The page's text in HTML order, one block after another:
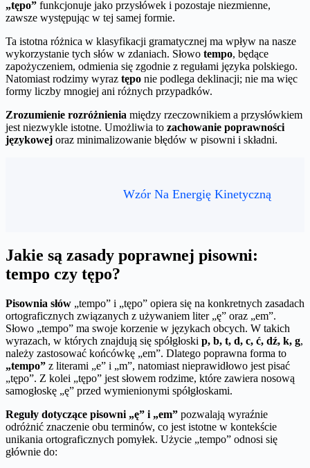
„tępo” funkcjonuje jako przysłówek i pozostaje niezmienne,
zawsze występując w tej samej formie.
Ta istotna różnica w klasyfikacji gramatycznej ma wpływ na nasze
wykorzystanie tych słów w zdaniach. Słowo tempo, będące
zapożyczeniem, odmienia się zgodnie z regułami języka polskiego.
Natomiast rodzimy wyraz tępo nie podlega deklinacji; nie ma więc
formy liczby mnogiej ani różnych przypadków.
Zrozumienie rozróżnienia między rzeczownikiem a przysłówkiem
jest niezwykle istotne. Umożliwia to zachowanie poprawności
językowej oraz minimalizowanie błędów w pisowni i składni.
Wzór Na Energię Kinetyczną
Jakie są zasady poprawnej pisowni:
tempo czy tępo?
Pisownia słów „tempo” i „tępo” opiera się na konkretnych zasadach
ortograficznych związanych z używaniem liter „ę” oraz „em”.
Słowo „tempo” ma swoje korzenie w językach obcych. W takich
wyrazach, w których znajdują się spółgłoski p, b, t, d, c, ć, dź, k, g,
należy zastosować końcówkę „em”. Dlatego poprawna forma to
„tempo” z literami „e” i „m”, natomiast nieprawidłowo jest pisać
„tępo”. Z kolei „tępo” jest słowem rodzime, które zawiera nosową
samogłoskę „ę” przed wymienionymi spółgłoskami.
Reguły dotyczące pisowni „ę” i „em” pozwalają wyraźnie
odróżnić znaczenie obu terminów, co jest istotne w kontekście
unikania ortograficznych pomyłek. Użycie „tempo” odnosi się
głównie do: